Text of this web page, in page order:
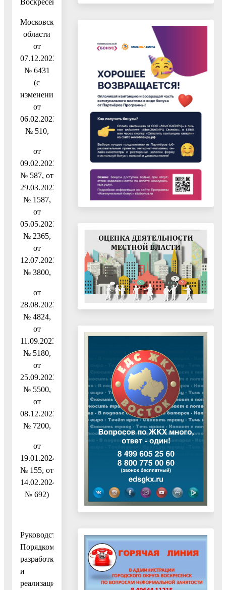
Московской
области
от
07.12.2022
№ 6431
(с
изменениями
от
06.02.2023
№ 510,
от
09.02.2023
№ 587, от
29.03.2023
№ 1587,
от
05.05.2023
№ 2365,
от
12.07.2023
№ 3800,
от
28.08.2023
№ 4824,
от
11.09.2023
№ 5180,
от
25.09.2023
№ 5500,
от
08.12.2023
№ 7200,
от
19.01.2024
№ 155, от
14.02.2024
№ 692)
Руководствуясь
Порядком
разработки
и
реализации